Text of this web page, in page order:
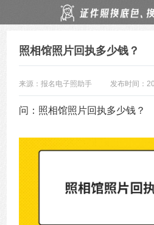
照相馆照片回执多少钱？
来源：报名电子照助手 发布时间：
问：照相馆照片回执多少钱？